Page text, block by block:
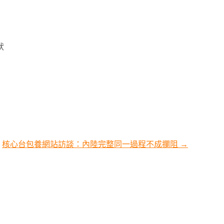
核心台包養網站訪談：內陸完整同一過程不成攔阻 →